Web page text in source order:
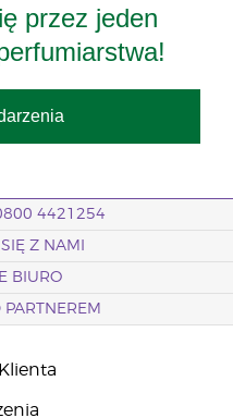
przez jeden
4421254
Z NAMI
BIURO